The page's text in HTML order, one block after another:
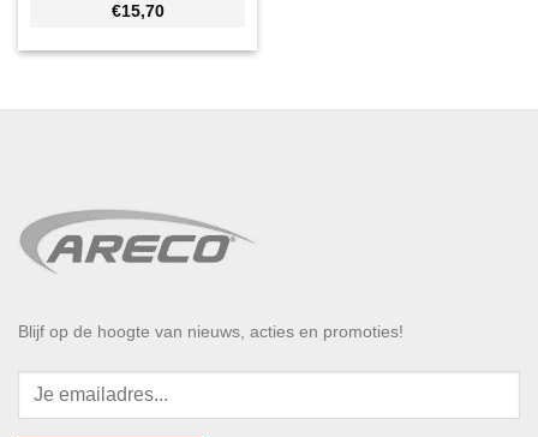
€15,70
Blijf op de hoogte van nieuws, acties en promoties!